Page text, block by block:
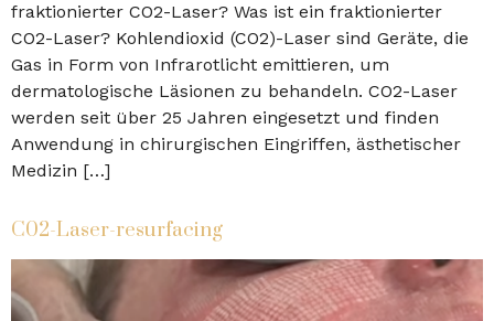
fraktionierter CO2-Laser? Was ist ein fraktionierter
CO2-Laser? Kohlendioxid (CO2)-Laser sind Geräte, die
Gas in Form von Infrarotlicht emittieren, um
dermatologische Läsionen zu behandeln. CO2-Laser
werden seit über 25 Jahren eingesetzt und finden
Anwendung in chirurgischen Eingriffen, ästhetischer
Medizin […]
C02-Laser-resurfacing